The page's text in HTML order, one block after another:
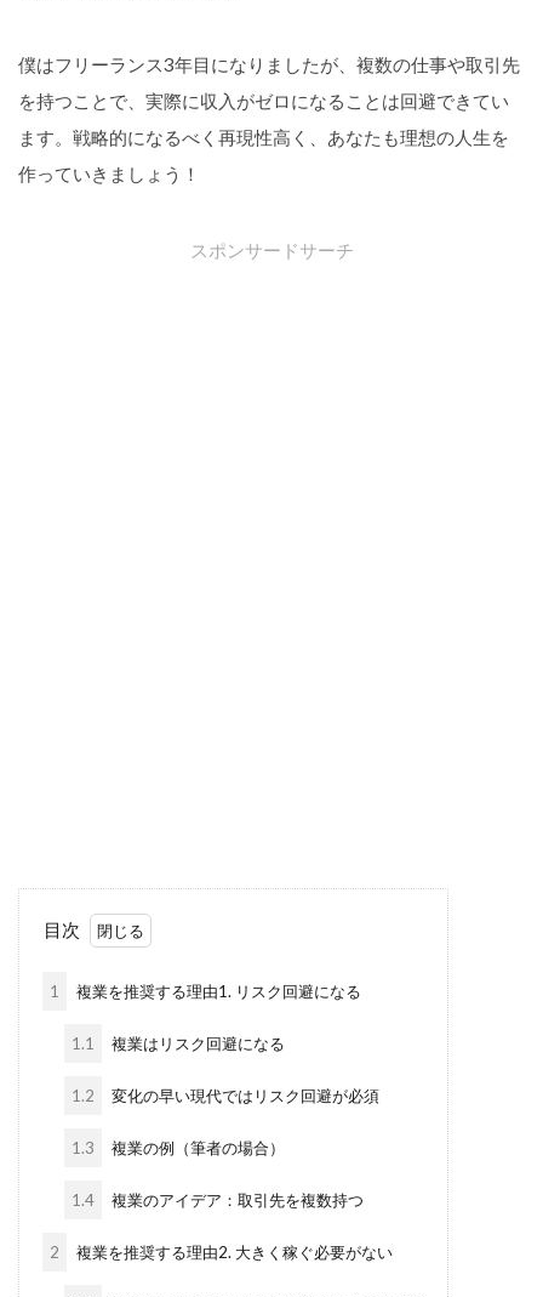
僕はフリーランス3年目になりましたが、複数の仕事や取引先
を持つことで、実際に収入がゼロになることは回避できてい
ます。戦略的になるべく再現性高く、あなたも理想の人生を
作っていきましょう！
スポンサードサーチ
目次
1 複業を推奨する理由1. リスク回避になる
1.1 複業はリスク回避になる
1.2 変化の早い現代ではリスク回避が必須
1.3 複業の例（筆者の場合）
1.4 複業のアイデア：取引先を複数持つ
2 複業を推奨する理由2. 大きく稼ぐ必要がない